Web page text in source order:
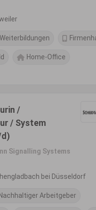
Weiterbildungen
Home-Office
/
/ System
Signalling Systems
bei Düsseldorf
Nachhaltiger Arbeitgeber